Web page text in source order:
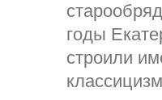
годы
строили